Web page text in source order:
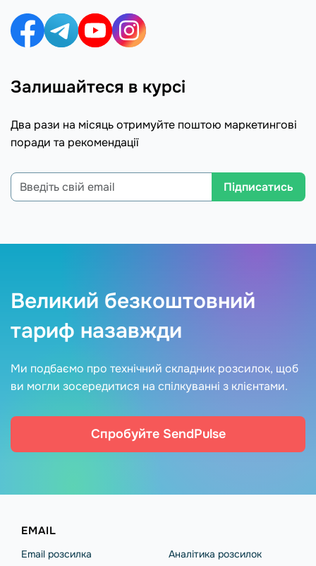
Залишайтеся в курсі
Два рази на місяць отримуйте поштою маркетингові
поради та рекомендації
Підписатись
Великий безкоштовний
тариф назавжди
Ми подбаємо про технічний складник розсилок, щоб
ви могли зосередитися на спілкуванні з клієнтами.
Спробуйте SendPulse
EMAIL
Email розсилка
Аналітика розсилок